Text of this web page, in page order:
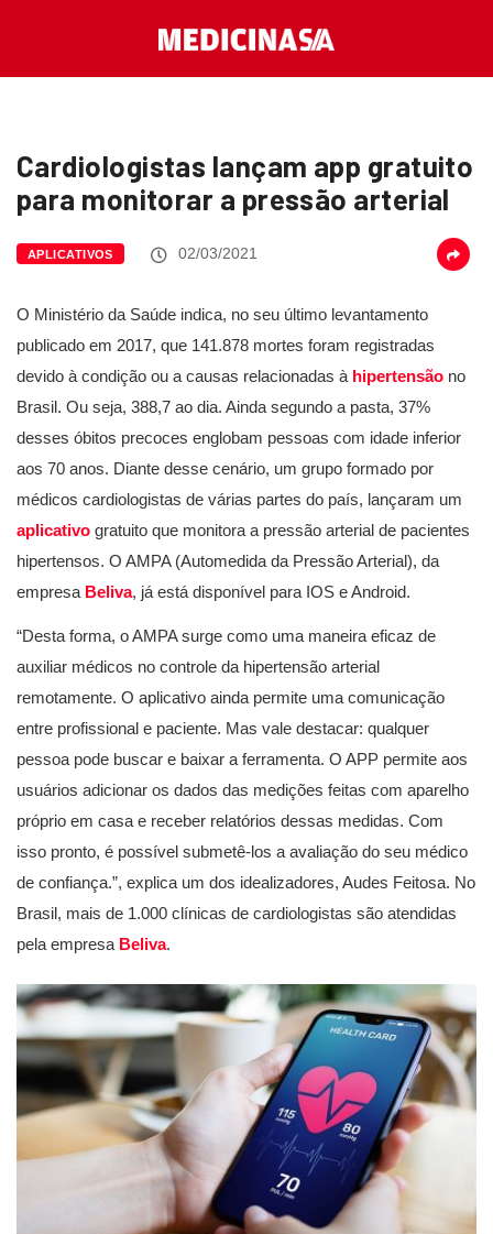
Cardiologistas lançam app gratuito
para monitorar a pressão arterial
APLICATIVOS 02/03/2021
O Ministério da Saúde indica, no seu último levantamento
publicado em 2017, que 141.878 mortes foram registradas
devido à condição ou a causas relacionadas à hipertensão no
Brasil. Ou seja, 388,7 ao dia. Ainda segundo a pasta, 37%
desses óbitos precoces englobam pessoas com idade inferior
aos 70 anos. Diante desse cenário, um grupo formado por
médicos cardiologistas de várias partes do país, lançaram um
aplicativo gratuito que monitora a pressão arterial de pacientes
hipertensos. O AMPA (Automedida da Pressão Arterial), da
empresa Beliva, já está disponível para IOS e Android.
“Desta forma, o AMPA surge como uma maneira eficaz de
auxiliar médicos no controle da hipertensão arterial
remotamente. O aplicativo ainda permite uma comunicação
entre profissional e paciente. Mas vale destacar: qualquer
pessoa pode buscar e baixar a ferramenta. O APP permite aos
usuários adicionar os dados das medições feitas com aparelho
próprio em casa e receber relatórios dessas medidas. Com
isso pronto, é possível submetê-los a avaliação do seu médico
de confiança.”, explica um dos idealizadores, Audes Feitosa. No
Brasil, mais de 1.000 clínicas de cardiologistas são atendidas
pela empresa Beliva.